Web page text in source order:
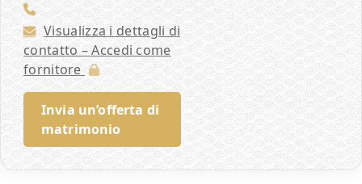
Visualizza i dettagli di
contatto – Accedi come
fornitore
Invia un’offerta di
matrimonio